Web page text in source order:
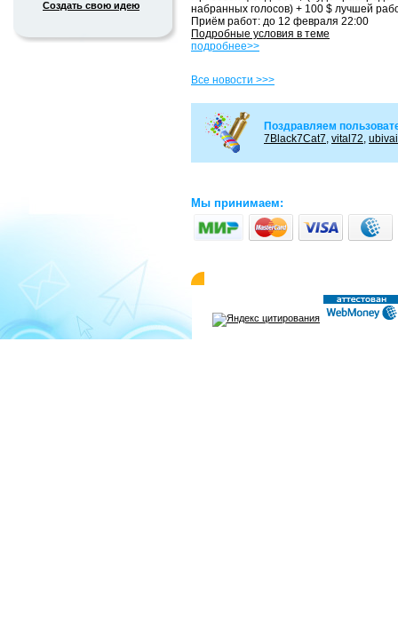
Создать свою идею
набранных голосов) + 100 $ лучшей
Приём работ: до 12 февраля 22:00
Подробные условия в теме
подробнее>>
Все новости >>>
Поздравляем
7Black7Cat7, vital72,
Мы принимаем: